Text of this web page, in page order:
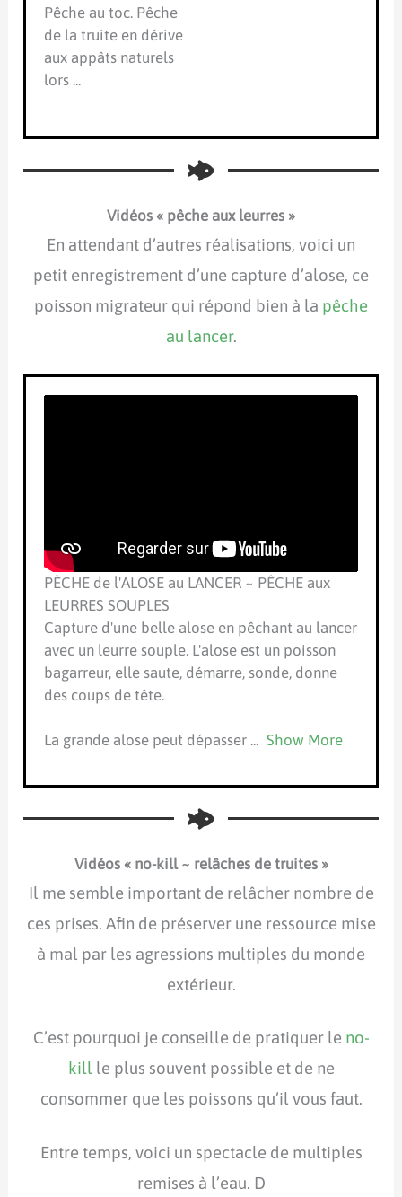
Pêche au toc. Pêche
de la truite en dérive
aux appâts naturels
lors ...
Vidéos « pêche aux leurres »
En attendant d’autres réalisations, voici un
petit enregistrement d’une capture d’alose, ce
poisson migrateur qui répond bien à la pêche
au lancer.
PÈCHE de l'ALOSE au LANCER ~ PÊCHE aux
LEURRES SOUPLES
Capture d'une belle alose en pêchant au lancer
avec un leurre souple. L'alose est un poisson
bagarreur, elle saute, démarre, sonde, donne
des coups de tête.
La grande alose peut dépasser ... Show More
Vidéos « no-kill ~ relâches de truites »
Il me semble important de relâcher nombre de
ces prises. Afin de préserver une ressource mise
à mal par les agressions multiples du monde
extérieur.
C’est pourquoi je conseille de pratiquer le no-
killle plus souvent possible et de ne
consommer que les poissons qu’il vous faut.
Entre temps, voici un spectacle de multiples
remises à l’eau. D